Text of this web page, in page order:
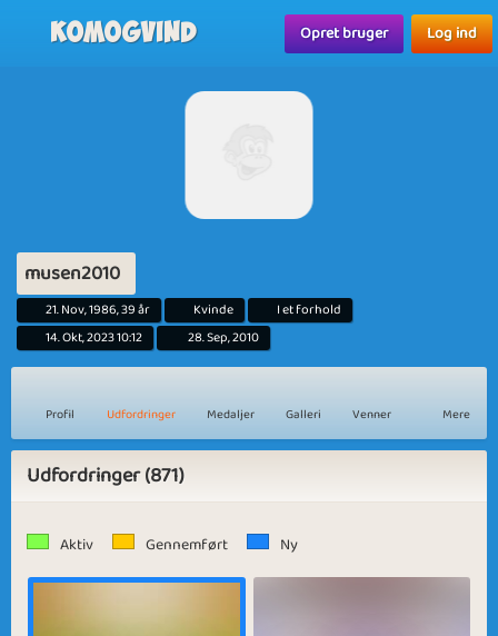
Komogvind Opret bruger Log ind
musen2010
21. Nov, 1986, 39 år Kvinde
I et forhold
14. Okt, 2023 10:12
28. Sep, 2010
Profil Udfordringer Medaljer Galleri Venner Mere
Udfordringer (871)
Aktiv Gennemført Ny